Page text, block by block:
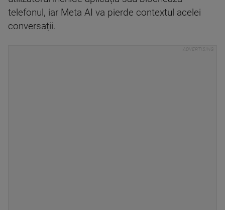
telefonul, iar Meta AI va pierde contextul acelei
conversații.